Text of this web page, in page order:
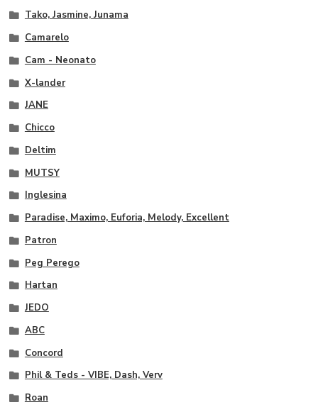
Tako, Jasmine, Junama
Camarelo
Cam - Neonato
X-lander
JANE
Chicco
Deltim
MUTSY
Inglesina
Paradise, Maximo, Euforia, Melody, Excellent
Patron
Peg Perego
Hartan
JEDO
ABC
Concord
Phil & Teds - VIBE, Dash, Verv
Roan